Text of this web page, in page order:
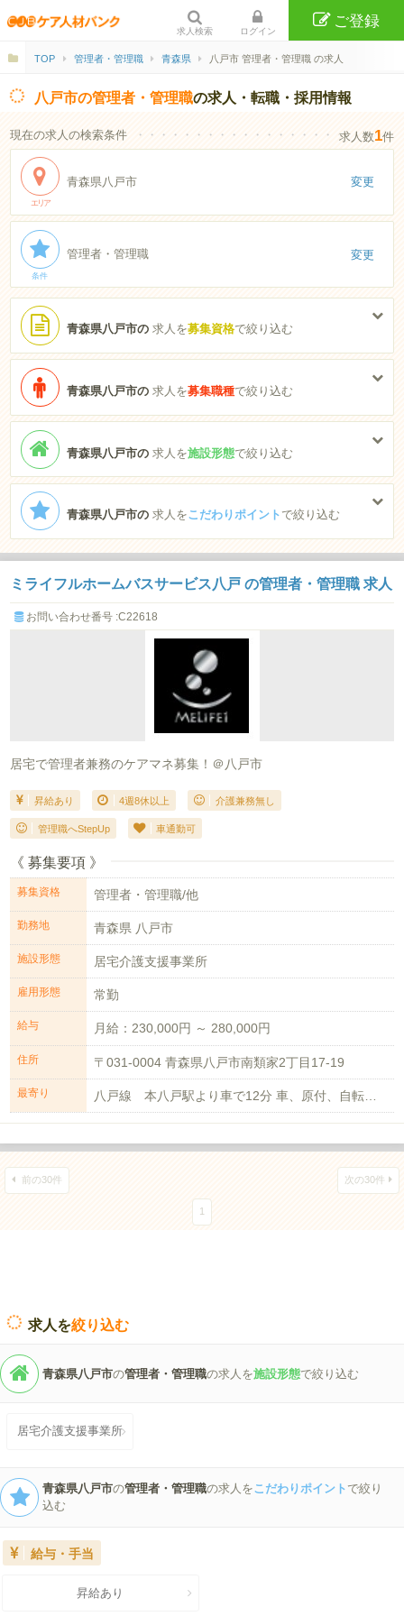
求人検索 ログイン
ご登録
TOP 管理者・管理職 青森県 八戸市 管理者・管理職 の求人
八戸市の管理者・管理職の求人・転職・採用情報
現在の求人の検索条件 ・・・・・・・・・・・・・・・・・・・・・・
求人数1件
エリア
青森県八戸市 変更
条件
管理者・管理職 変更
青森県八戸市の求人を募集資格で絞り込む
青森県八戸市の求人を募集職種で絞り込む
青森県八戸市の求人を施設形態で絞り込む
青森県八戸市の求人をこだわりポイント で絞り込む
ミライフルホームバスサービス八戸 の管理者・管理職 求人
お問い合わせ番号 :C22618
居宅で管理者兼務のケアマネ募集！＠八戸市
昇給あり 4週8休以上 介護兼務無し
管理職へStepUp 車通勤可
《 募集要項 》
募集資格 管理者・管理職/他
勤務地 青森県 八戸市
施設形態 居宅介護支援事業所
雇用形態 常勤
給与 月給：230,000円 ～ 280,000円
住所 〒031-0004 青森県八戸市南類家2丁目17-19
最寄り
前の30件 次の30件
1
求人を絞り込む
青森県八戸市の管理者・管理職の求人を施設形態で絞り込む
居宅介護支援事業所
青森県八戸市の管理者・管理職の求人をこだわりポイント で絞り
込む
給与・手当
昇給あり